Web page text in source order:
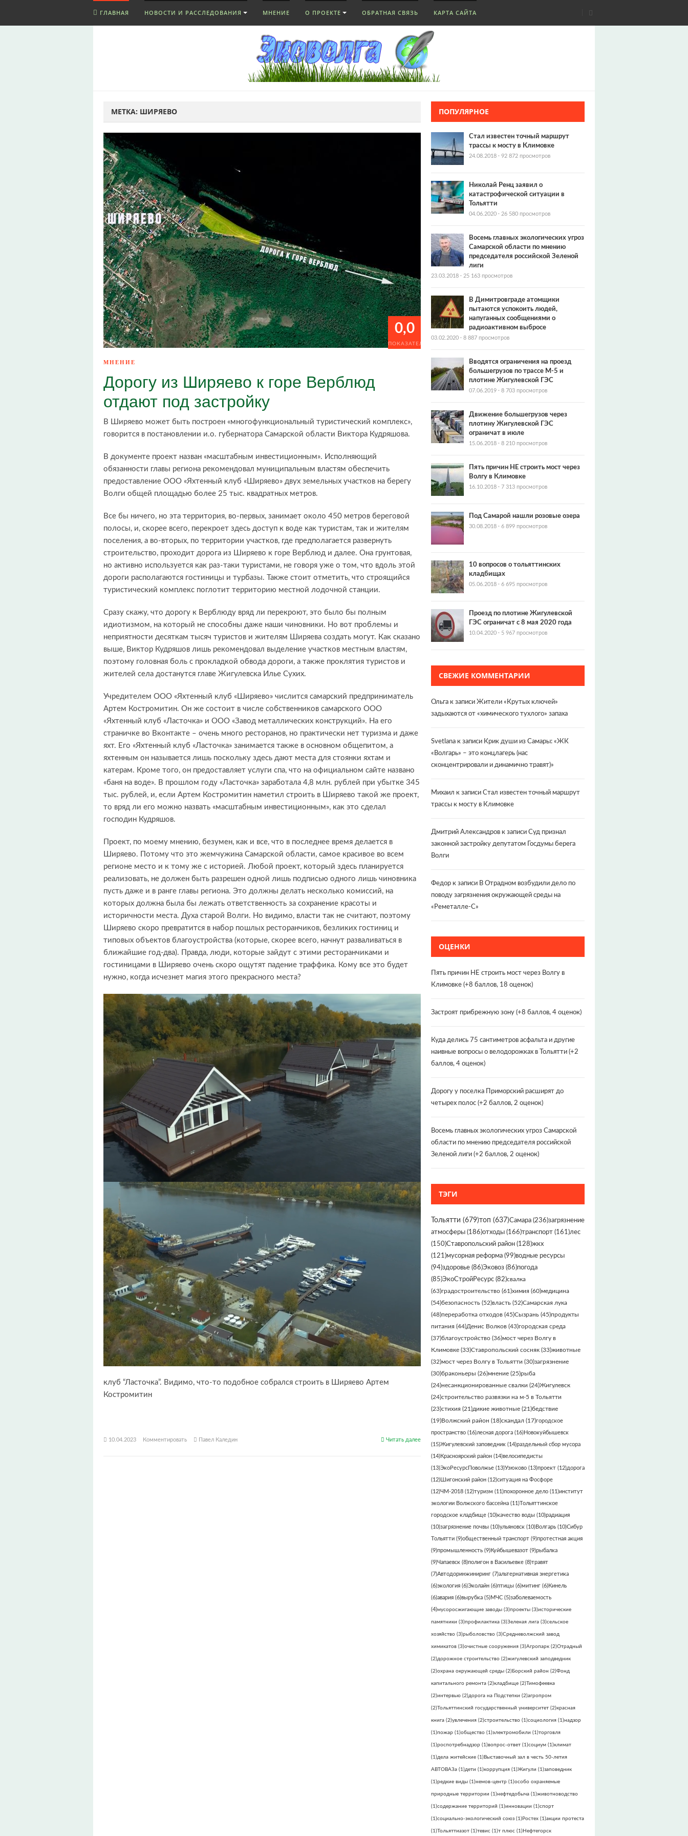
ГЛАВНАЯ НОВОСТИ И РАССЛЕДОВАНИЯ МНЕНИЕ О ПРОЕКТЕ ОБРАТНАЯ СВЯЗЬ КАРТА САЙТА
МЕТКА: ШИРЯЕВО
0,0
ПОКАЗАТЕЛИ
МНЕНИЕ
Дорогу из Ширяево к горе Верблюд
отдают под застройку
В Ширяево может быть построен «многофункциональный туристический комплекс»,
говорится в постановлении и.о. губернатора Самарской области Виктора Кудряшова.
В документе проект назван «масштабным инвестиционным». Исполняющий
обязанности главы региона рекомендовал муниципальным властям обеспечить
предоставление ООО «Яхтенный клуб «Ширяево» двух земельных участков на берегу
Волги общей площадью более 25 тыс. квадратных метров.
Все бы ничего, но эта территория, во-первых, занимает около 450 метров береговой
полосы, и, скорее всего, перекроет здесь доступ к воде как туристам, так и жителям
поселения, а во-вторых, по территории участков, где предполагается развернуть
строительство, проходит дорога из Ширяево к горе Верблюд и далее. Она грунтовая,
но активно используется как раз-таки туристами, не говоря уже о том, что вдоль этой
дороги располагаются гостиницы и турбазы. Также стоит отметить, что строящийся
туристический комплекс поглотит территорию местной лодочной станции.
Сразу скажу, что дорогу к Верблюду вряд ли перекроют, это было бы полным
идиотизмом, на который не способны даже наши чиновники. Но вот проблемы и
неприятности десяткам тысяч туристов и жителям Ширяева создать могут. Как сказано
выше, Виктор Кудряшов лишь рекомендовал выделение участков местным властям,
поэтому головная боль с прокладкой обвода дороги, а также проклятия туристов и
жителей села достанутся главе Жигулевска Илье Сухих.
Учредителем ООО «Яхтенный клуб «Ширяево» числится самарский предприниматель
Артем Костромитин. Он же состоит в числе собственников самарского ООО
«Яхтенный клуб «Ласточка» и ООО «Завод металлических конструкций». На его
страничке во Вконтакте – очень много ресторанов, но практически нет туризма и даже
яхт. Его «Яхтенный клуб «Ласточка» занимается также в основном общепитом, а
яхтенным он называется лишь поскольку здесь дают места для стоянки яхтам и
катерам. Кроме того, он предоставляет услуги спа, что на официальном сайте названо
«баня на воде». В прошлом году «Ласточка» заработала 4,8 млн. рублей при убытке 345
тыс. рублей, и, если Артем Костромитин наметил строить в Ширяево такой же проект,
то вряд ли его можно назвать «масштабным инвестиционным», как это сделал
господин Кудряшов.
Проект, по моему мнению, безумен, как и все, что в последнее время делается в
Ширяево. Потому что это жемчужина Самарской области, самое красивое во всем
регионе место и к тому же с историей. Любой проект, который здесь планируется
реализовать, не должен быть разрешен одной лишь подписью одного лишь чиновника
пусть даже и в ранге главы региона. Это должны делать несколько комиссий, на
которых должна была бы лежать ответственность за сохранение красоты и
историчности места. Духа старой Волги. Но видимо, власти так не считают, поэтому
Ширяево скоро превратится в набор пошлых ресторанчиков, безликих гостиниц и
типовых объектов благоустройства (которые, скорее всего, начнут разваливаться в
ближайшие год-два). Правда, люди, которые зайдут с этими ресторанчиками и
гостиницами в Ширяево очень скоро ощутят падение траффика. Кому все это будет
нужно, когда исчезнет магия этого прекрасного места?
клуб “Ласточка”. Видимо, что-то подобное собрался строить в Ширяево Артем
Костромитин
Читать далее
10.04.2023 Комментировать Павел Каледин
ПОПУЛЯРНОЕ
Стал известен точный маршрут
трассы к мосту в Климовке
24.08.2018 · 92 872 просмотров
Николай Ренц заявил о
катастрофической ситуации в
Тольятти
04.06.2020 · 26 580 просмотров
Восемь главных экологических угроз
Самарской области по мнению
председателя российской Зеленой
лиги
23.03.2018 · 25 163 просмотров
В Димитровграде атомщики
пытаются успокоить людей,
напуганных сообщениями о
радиоактивном выбросе
03.02.2020 · 8 887 просмотров
Вводятся ограничения на проезд
большегрузов по трассе М-5 и
плотине Жигулевской ГЭС
07.06.2019 · 8 703 просмотров
Движение большегрузов через
плотину Жигулевской ГЭС
ограничат в июле
15.06.2018 · 8 210 просмотров
Пять причин НЕ строить мост через
Волгу в Климовке
16.10.2018 · 7 313 просмотров
Под Самарой нашли розовые озера
30.08.2018 · 6 899 просмотров
10 вопросов о тольяттинских
кладбищах
05.06.2018 · 6 695 просмотров
Проезд по плотине Жигулевской
ГЭС ограничат с 8 мая 2020 года
10.04.2020 · 5 967 просмотров
СВЕЖИЕ КОММЕНТАРИИ
Ольга к записи Жители «Крутых ключей»
задыхаются от «химического тухлого» запаха
Svetlana к записи Крик души из Самары: «ЖК
«Волгарь» – это концлагерь (нас
сконцентрировали и динамично травят)»
Михаил к записи Стал известен точный маршрут
трассы к мосту в Климовке
Дмитрий Александров к записи Суд признал
законной застройку депутатом Госдумы берега
Волги
Федор к записи В Отрадном возбудили дело по
поводу загрязнения окружающей среды на
«Реметалле-С»
ОЦЕНКИ
Пять причин НЕ строить мост через Волгу в
Климовке (+8 баллов, 18 оценок)
Застроят прибрежную зону (+8 баллов, 4 оценок)
Куда делись 75 сантиметров асфальта и другие
наивные вопросы о велодорожках в Тольятти (+2
баллов, 4 оценок)
Дорогу у поселка Приморский расширят до
четырех полос (+2 баллов, 2 оценок)
Восемь главных экологических угроз Самарской
области по мнению председателя российской
Зеленой лиги (+2 баллов, 2 оценок)
ТЭГИ
Тольятти (679)топ (637)Самара (236)загрязнение
атмосферы (186)отходы (166)транспорт (161)лес
(150)Ставропольский район (128)жкх
(121)мусорная реформа (99)водные ресурсы
(94)здоровье (86)Эковоз (86)погода
(85)ЭкоСтройРесурс (82)свалка
(63)градостроительство (61)химия (60)медицина
(54)безопасность (52)власть (52)Самарская лука
(48)переработка отходов (45)Сызрань (45)продукты
питания (44)Денис Волков (43)городская среда
(37)благоустройство (36)мост через Волгу в
Климовке (33)Ставропольский сосняк (33)животные
(32)мост через Волгу в Тольятти (30)загрязнение
(30)браконьеры (26)мнение (25)рыба
(24)несанкционированные свалки (24)Жигулевск
(24)строительство развязки на м-5 в Тольятти
(23)стихия (21)дикие животные (21)бедствие
(19)Волжский район (18)скандал (17)городское
пространство (16)лесная дорога (16)Новокуйбышевск
(15)Жигулевский заповедник (14)раздельный сбор мусора
(14)Красноярский район (14)велосипедисты
(13)ЭкоРесурсПоволжье (13)Узюково (13)проект (12)дорога
(12) Шигонский район (12)ситуация на Фосфоре
(12)ЧМ-2018 (12)туризм (11)похоронное дело (11)институт
экологии Волжского бассейна (11)Тольяттинское
городское кладбище (10)качество воды (10)радиация
(10)загрязнение почвы (10)ульяновск (10)Волгарь (10)Сибур
Тольятти (9)общественный транспорт (9)протестная акция
(9)промышленность (9)Куйбышевазот (9)рыбалка
(9)Чапаевск (8)полигон в Васильевке (8)травят
(7)Автодоринжиниринг (7)альтернативная энергетика
(6)экология (6)Эколайн (6)птицы (6)митинг (6)Кинель
(6)авария (6)вырубка (5)МЧС (5)заболеваемость
(4)мусоросжигающие заводы (3)проекты (3)исторические
памятники (3)профилактика (3)Зеленая лига (3)сельское
хозяйство (3)рыболовство (3)Средневолжский завод
химикатов (3)очистные сооружения (3)Агропарк (2)Отрадный
(2)дорожное строительство (2)жигулевский заподведник
(2)охрана окружающей среды (2) Борский район (2)Фонд
капитального ремонта (2)кладбище (2)Тимофеевка
(2)интервью (2)дорога на Подстепки (2)агропром
(2)Тольяттинский государственный университет (2)красная
книга (2)увлечения (2)строительство (1)социология (1)надзор
(1)пожар (1)общество (1)электромобили (1)торговля
(1)роспотребнадзор (1)вопрос-ответ (1)социум (1)климат
(1)дела житейские (1) Выставочный зал в честь 50-летия
АВТОВАЗа (1)дети (1)коррупция (1)Жигули (1)заповедник
(1)редкие виды (1)немов-центр (1)особо охраняемые
природные территории (1)нефтедобыча (1)животноводство
(1)содержание территорий (1)инновации (1)спорт
(1)социально-экологический союз (1) Ростех (1)акции протеста
(1)Тольяттиазот (1)тевис (1)т плюс (1) Нефтегорск